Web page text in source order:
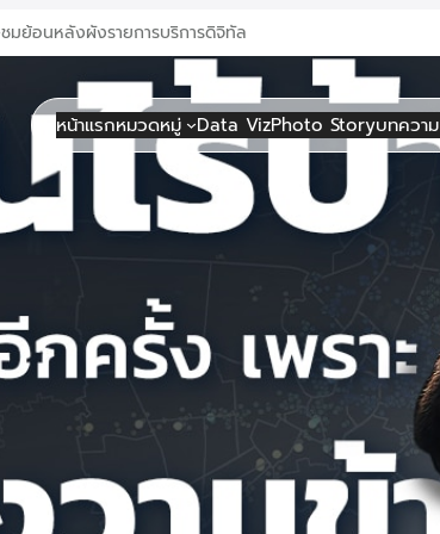
ชมย้อนหลังผังรายการบริการดิจิทัล
หน้าแรกหมวดหมู่ Data VizPhoto Storyบทความ